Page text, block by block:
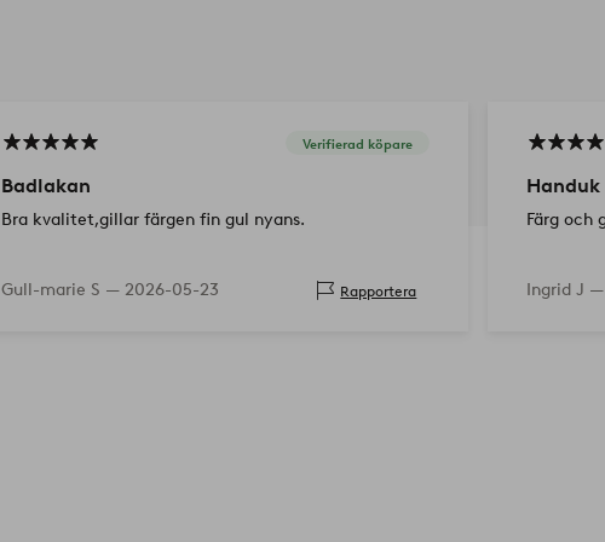
Verifierad köpare
Badlakan
Bra kvalitet,gillar färgen fin gul nyans.
Gull-marie S — 2026-05-23 Rapportera
Handuk
Ingrid J —